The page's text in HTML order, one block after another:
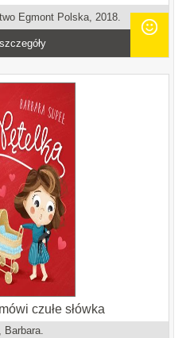
Egmont Polska, 2018.
czułe słówka
Barbara.